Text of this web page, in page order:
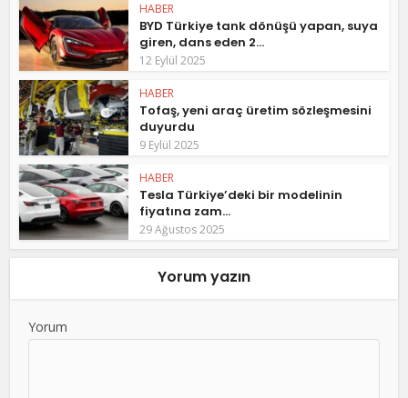
HABER
BYD Türkiye tank dönüşü yapan, suya
giren, dans eden 2...
12 Eylül 2025
HABER
Tofaş, yeni araç üretim sözleşmesini
duyurdu
9 Eylül 2025
HABER
Tesla Türkiye’deki bir modelinin
fiyatına zam...
29 Ağustos 2025
Yorum yazın
Yorum